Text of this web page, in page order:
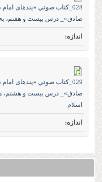
028_كتاب صوتي «پند‌های
صادق»_ درس بیست و هفتم،
029_كتاب صوتي «پند‌های
صادق»_ درس بیست و هشتم،
اسلام